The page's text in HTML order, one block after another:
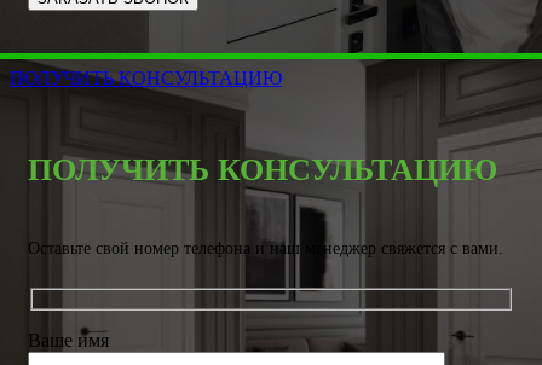
ПОЛУЧИТЬ КОНСУЛЬТАЦИЮ
ПОЛУЧИТЬ КОНСУЛЬТАЦИЮ
Оставьте свой номер телефона и наш менеджер свяжется с вами.
Ваше имя